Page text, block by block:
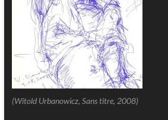
(Witold Urbanowicz, Sans titre, 2008)